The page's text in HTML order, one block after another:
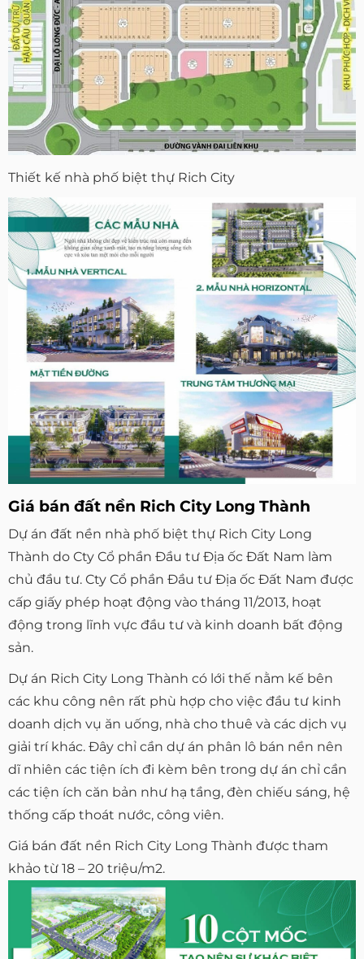
Thiết kế nhà phố biệt thự Rich City
Giá bán đất nền Rich City Long Thành
Dự án đất nền nhà phố biệt thự Rich City Long
Thành do Cty Cổ phần Đầu tư Địa ốc Đất Nam làm
chủ đầu tư. Cty Cổ phần Đầu tư Địa ốc Đất Nam được
cấp giấy phép hoạt động vào tháng 11/2013, hoạt
động trong lĩnh vực đầu tư và kinh doanh bất động
sản.
Dự án Rich City Long Thành có lới thế nằm kế bên
các khu công nên rất phù hợp cho việc đầu tư kinh
doanh dịch vụ ăn uống, nhà cho thuê và các dịch vụ
giải trí khác. Đây chỉ cần dự án phân lô bán nền nên
dĩ nhiên các tiện ích đi kèm bên trong dự án chỉ cần
các tiện ích căn bản như hạ tầng, đèn chiếu sáng, hệ
thống cấp thoát nước, công viên.
Giá bán đất nền Rich City Long Thành được tham
khảo từ 18 – 20 triệu/m2.